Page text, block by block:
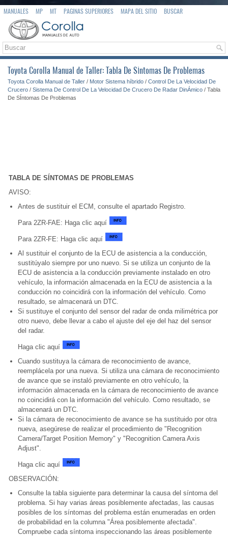
MANUALES MP MT PAGINAS SUPERIORES MAPA DEL SITIO BUSCAR
Toyota Corolla Manual de Taller: Tabla De SÍntomas De Problemas
Toyota Corolla Manual de Taller / Motor Sistema híbrido / Control De La Velocidad De
Crucero / Sistema De Control De La Velocidad De Crucero De Radar DinÁmico / Tabla
De SÍntomas De Problemas
TABLA DE SÍNTOMAS DE PROBLEMAS
AVISO:
Antes de sustituir el ECM, consulte el apartado Registro.
Para 2ZR-FAE: Haga clic aquí
Para 2ZR-FE: Haga clic aquí
Al sustituir el conjunto de la ECU de asistencia a la conducción,
sustitúyalo siempre por uno nuevo. Si se utiliza un conjunto de la
ECU de asistencia a la conducción previamente instalado en otro
vehículo, la información almacenada en la ECU de asistencia a la
conducción no coincidirá con la información del vehículo. Como
resultado, se almacenará un DTC.
Si sustituye el conjunto del sensor del radar de onda milimétrica por
otro nuevo, debe llevar a cabo el ajuste del eje del haz del sensor
del radar.
Haga clic aquí
Cuando sustituya la cámara de reconocimiento de avance,
reemplácela por una nueva. Si utiliza una cámara de reconocimiento
de avance que se instaló previamente en otro vehículo, la
información almacenada en la cámara de reconocimiento de avance
no coincidirá con la información del vehículo. Como resultado, se
almacenará un DTC.
Si la cámara de reconocimiento de avance se ha sustituido por otra
nueva, asegúrese de realizar el procedimiento de "Recognition
Camera/Target Position Memory" y "Recognition Camera Axis
Adjust".
Haga clic aquí
OBSERVACIÓN:
Consulte la tabla siguiente para determinar la causa del síntoma del
problema. Si hay varias áreas posiblemente afectadas, las causas
posibles de los síntomas del problema están enumeradas en orden
de probabilidad en la columna "Área posiblemente afectada".
Compruebe cada síntoma inspeccionando las áreas posiblemente